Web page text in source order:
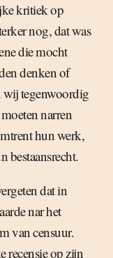
kritiek op
nog, dat was
die mocht
denken of
wij tegenwoordig
narren
hun werk,
bestaansrecht.
dat in
nar het
van censuur.
recensie op zijn